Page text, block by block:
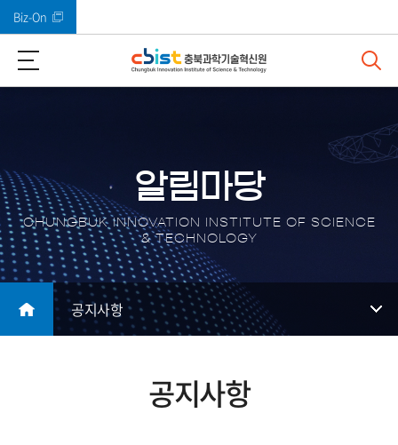
Biz-On
알림마당
CHUNGBUK INNOVATION INSTITUTE OF SCIENCE
& TECHNOLOGY
공지사항
공지사항